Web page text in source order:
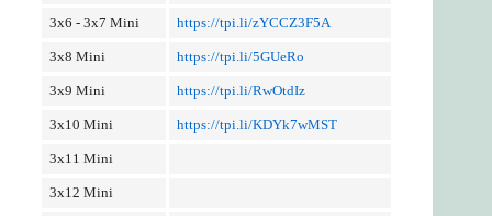
3x6 - 3x7 Mini https://tpi.li/zYCCZ3F5A
3x8 Mini https://tpi.li/5GUeRo
3x9 Mini https://tpi.li/RwOtdIz
3x10 Mini https://tpi.li/KDYk7wMST
3x11 Mini
3x12 Mini